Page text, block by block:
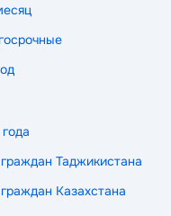
Таджикистана
Казахстана